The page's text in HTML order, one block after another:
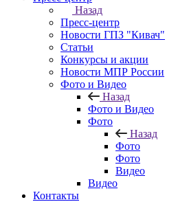
Назад
Пресс-центр
Новости ГПЗ "Кивач"
Статьи
Конкурсы и акции
Новости МПР России
Фото и Видео
Назад
Фото и Видео
Фото
Назад
Фото
Фото
Видео
Видео
Контакты